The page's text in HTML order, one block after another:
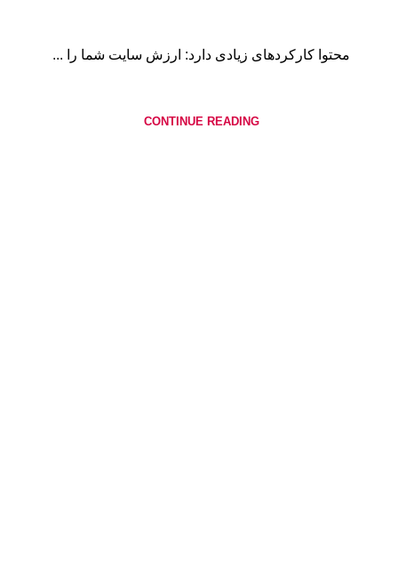
محتوا کارکردهای زیادی دارد: ارزش سایت شما را ...
CONTINUE READING